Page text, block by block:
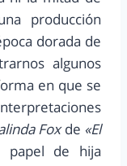
producción
dorada de
algunos
en que se
Foxde «El
de hija